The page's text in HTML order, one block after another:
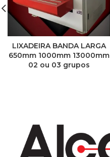
LIXADEIRA BANDA LARGA
650mm 1000mm 13000mm
02 ou 03 grupos